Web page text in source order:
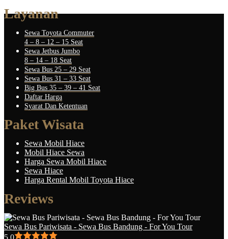
Layanan
Sewa Toyota Commuter
4 – 8 – 12 – 15 Seat
Sewa Jetbus Jumbo
8 – 14 – 18 Seat
Sewa Bus 25 – 29 Seat
Sewa Bus 31 – 33 Seat
Big Bus 35 – 39 – 41 Seat
Daftar Harga
Syarat Dan Ketentuan
Paket Wisata
Sewa Mobil Hiace
Mobil Hiace Sewa
Harga Sewa Mobil Hiace
Sewa Hiace
Harga Rental Mobil Toyota Hiace
Reviews
Sewa Bus Pariwisata - Sewa Bus Bandung - For You Tour